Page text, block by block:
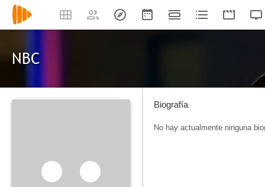
NBC
Biografía
No hay actualmente ninguna